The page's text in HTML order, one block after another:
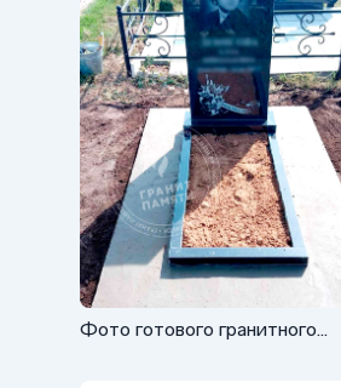
Фото готового гранитного